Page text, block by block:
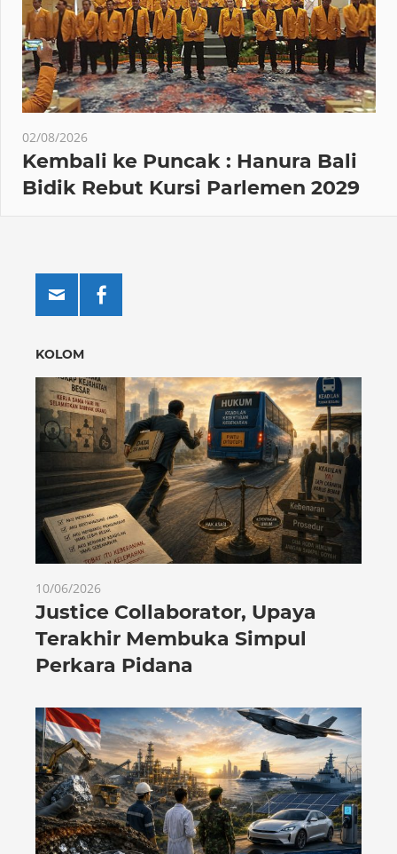
02/08/2026
Kembali ke Puncak : Hanura Bali
Bidik Rebut Kursi Parlemen 2029
KOLOM
10/06/2026
Justice Collaborator, Upaya
Terakhir Membuka Simpul
Perkara Pidana